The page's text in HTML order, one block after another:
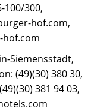
100/300,
hof.com,
Siemensstadt,
(49)(30) 380 30,
381 94 03,